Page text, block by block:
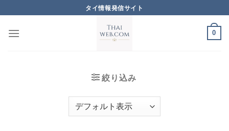
to
content
タイ情報発信サイト
0
絞り込み